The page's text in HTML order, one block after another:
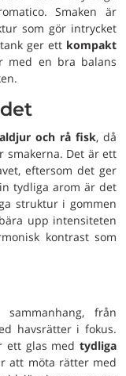
Smaken är
som gör intrycket
ger ett kompakt
med en bra balans
och rå fisk, då
smakerna. Det är ett
eftersom det ger
tydliga arom är det
struktur i gommen
upp intensiteten
kontrast som
från
havsrätter i fokus.
ett glas med tydliga
att möta rätter med